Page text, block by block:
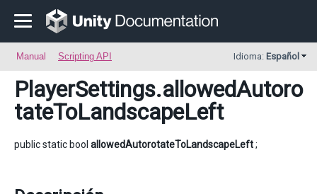
Manual Scripting API Idioma: Español
PlayerSettings.allowedAutoro
tateToLandscapeLeft
public static bool allowedAutorotateToLandscapeLeft;